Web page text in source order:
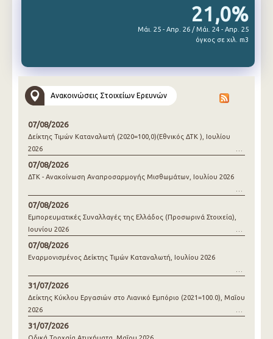
21,0%
Μάι. 25 - Απρ. 26 / Μάι. 24 - Απρ. 25
όγκος σε χιλ. m3
Ανακοινώσεις Στοιχείων Ερευνών
07/08/2026
Δείκτης Τιμών Καταναλωτή (2020=100,0)(Εθνικός ΔΤΚ ), Ιουλίου
2026
07/08/2026
ΔΤΚ - Ανακοίνωση Αναπροσαρμογής Μισθωμάτων, Ιουλίου 2026
07/08/2026
Εμπορευματικές Συναλλαγές της Ελλάδος (Προσωρινά Στοιχεία),
Ιουνίου 2026
07/08/2026
Εναρμονισμένος Δείκτης Τιμών Καταναλωτή, Ιουλίου 2026
31/07/2026
Δείκτης Κύκλου Εργασιών στο Λιανικό Εμπόριο (2021=100.0), Μαΐου
2026
31/07/2026